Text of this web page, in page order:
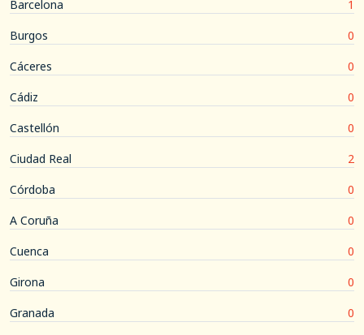
Barcelona
1
Burgos
0
Cáceres
0
Cádiz
0
Castellón
0
Ciudad Real
2
Córdoba
0
A Coruña
0
Cuenca
0
Girona
0
Granada
0